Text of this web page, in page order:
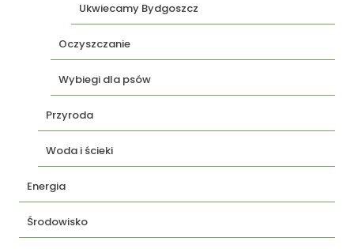
Ukwiecamy Bydgoszcz
Oczyszczanie
Wybiegi dla psów
Przyroda
Woda i ścieki
Energia
Środowisko